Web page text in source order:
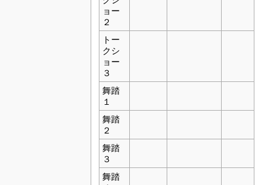
ョー
２
トー
クシ
ョー
３
舞踏
１
舞踏
２
舞踏
３
舞踏